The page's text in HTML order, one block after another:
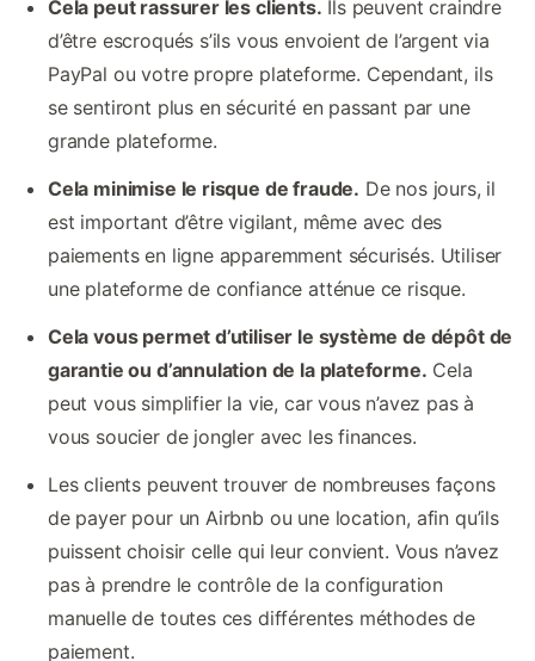
Cela peut rassurer les clients. Ils peuvent craindre
d’être escroqués s’ils vous envoient de l’argent via
PayPal ou votre propre plateforme. Cependant, ils
se sentiront plus en sécurité en passant par une
grande plateforme.
Cela minimise le risque de fraude. De nos jours, il
est important d’être vigilant, même avec des
paiements en ligne apparemment sécurisés. Utiliser
une plateforme de confiance atténue ce risque.
Cela vous permet d’utiliser le système de dépôt de
garantie ou d’annulation de la plateforme. Cela
peut vous simplifier la vie, car vous n’avez pas à
vous soucier de jongler avec les finances.
Les clients peuvent trouver de nombreuses façons
de payer pour un Airbnb ou une location, afin qu’ils
puissent choisir celle qui leur convient. Vous n’avez
pas à prendre le contrôle de la configuration
manuelle de toutes ces différentes méthodes de
paiement.